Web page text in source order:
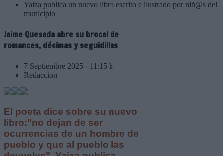
Yaiza publica un nuevo libro escrito e ilustrado por niñ@s del
municipio
Jaime Quesada abre su brocal de
romances, décimas y seguidillas
7 Septiembre 2025 - 11:15 h
Redaccion
El poeta dice sobre su nuevo
libro:"no dejan de ser
ocurrencias de un hombre de
pueblo y que al pueblo las